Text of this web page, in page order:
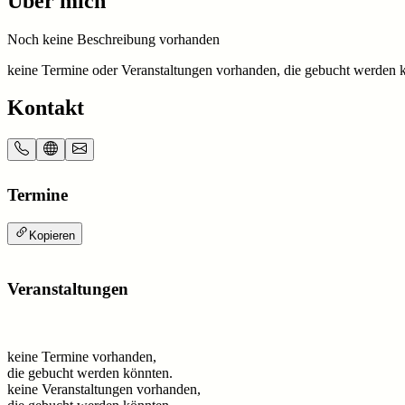
Noch keine Beschreibung vorhanden
keine Termine oder Veranstaltungen vorhanden, die gebucht werden
Kontakt
Termine
Kopieren
Veranstaltungen
keine Termine vorhanden,
die gebucht werden könnten.
keine Veranstaltungen vorhanden,